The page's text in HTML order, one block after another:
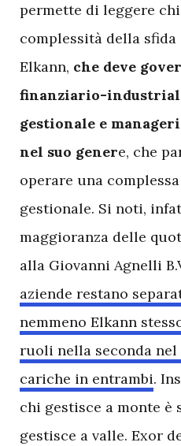
permette di leggere
complessità della
Elkann, che deve
finanziario-
gestionale e
nel suo genere, che
operare una
gestionale. Si noti,
maggioranza delle
alla Giovanni Agnelli
aziende restano
nemmeno Elkann
ruoli nella seconda nel
cariche in entrambi.
chi gestisce a monte è
gestisce a valle. Exor